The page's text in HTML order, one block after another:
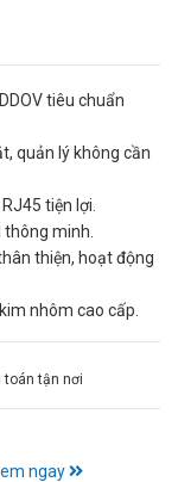
tiêu chuẩn
quản lý không cần
tiện lợi.
minh.
thiện, hoạt động
nhôm cao cấp.
toán tận nơi
ngay